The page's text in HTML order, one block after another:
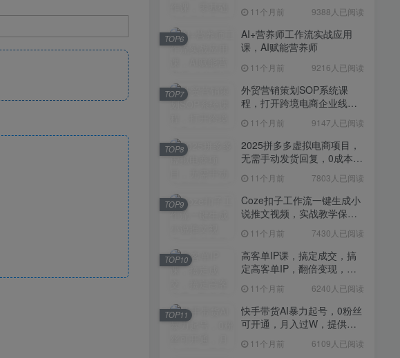
高客单IP课，搞定成交，搞
定高客单IP，翻倍变现，轻
松卖爆，不销而销
11个月前 6240人已阅读
快手带货AI暴力起号，0粉丝
可开通，月入过W，提供账
号就行，适合普通人的懒人
项目【揭秘】
11个月前 6109人已阅读
抖音从0到1起号运营全攻略
课程，从认知纠偏到实操落
地，高效起号变现
11个月前 5819人已阅读
11个月前 9388人已阅读
AI+营养师工作流实战应用
课，AI赋能营养师
11个月前 9216人已阅读
TOP6
外贸营销策划SOP系统课
程，打开跨境电商企业线上
11个月前 9147人已阅读
TOP7
2025拼多多虚拟电商项目，
无需手动发货回复，0成本，
11个月前 7803人已阅读
TOP8
Coze扣子工作流一键生成小
说推文视频，实战教学保姆
11个月前 7430人已阅读
TOP9
高客单IP课，搞定成交，搞
定高客单IP，翻倍变现，轻
11个月前 6240人已阅读
TOP10
快手带货AI暴力起号，0粉丝
可开通，月入过W，提供账
项目【揭秘】
11个月前 6109人已阅读
TOP11